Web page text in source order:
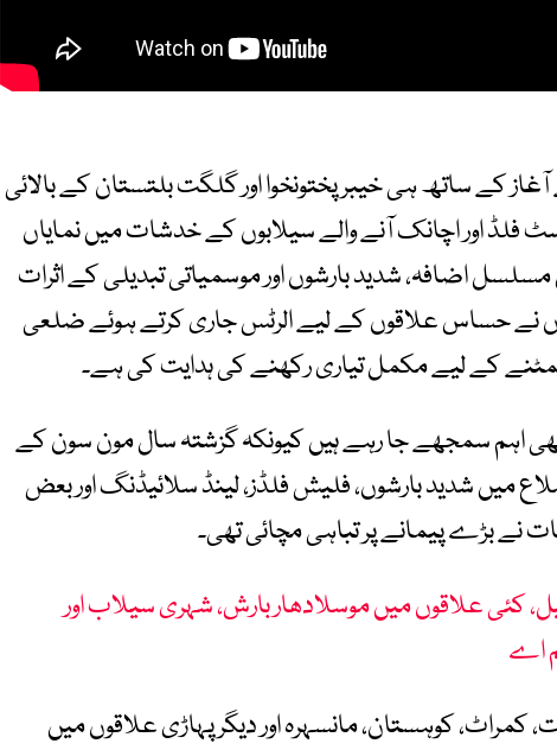
کے ساتھ ہی خیبر پختونخوا اور گلگت بلتستان کے بالائی
فلڈ اور اچانک آنے والے سیلابوں کے خدشات میں نمایاں
اضافہ، شدید بارشوں اور موسمیاتی تبدیلی کے اثرات
نے حساس علاقوں کے لیے الرٹس جاری کرتے ہوئے ضلعی
کے لیے مکمل تیاری رکھنے کی ہدایت کی ہے۔
اہم سمجھے جا رہے ہیں کیونکہ گزشتہ سال مون سون کے
میں شدید بارشوں، فلیش فلڈز، لینڈ سلائیڈنگ اور بعض
نے بڑے پیمانے پر تباہی مچائی تھی۔
کئی علاقوں میں موسلادھار بارش، شہری سیلاب اور
اے
کمراٹ، کوہستان، مانسہرہ اور دیگر پہاڑی علاقوں میں